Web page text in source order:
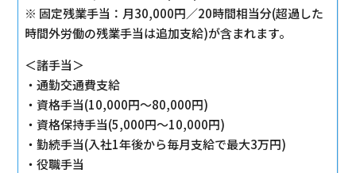
※ 固定残業手当：月30,000円／20時間相当分(超過した
時間外労働の残業手当は追加支給)が含まれます。
＜諸手当＞
・通勤交通費支給
・資格手当(10,000円～80,000円)
・資格保持手当(5,000円～10,000円)
・勤続手当(入社1年後から毎月支給で最大3万円)
・役職手当